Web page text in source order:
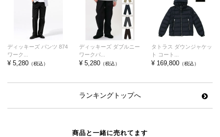
ディッキーズ パンツ 874
ワーク...
¥ 5,280 （税込）
ディッキーズ ダブルニー
ワークパ...
¥ 5,280 （税込）
タトラス ダウンジャケッ
ト コート...
¥ 169,800（税込）
ランキングトップへ
商品と一緒に売れてます